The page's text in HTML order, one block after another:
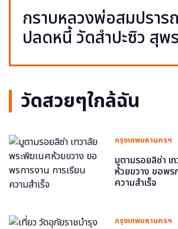
กราบหลวงพ่อสมปราร
ปลดหนี้ วัดสำปะซิว สุ
วัดสวยๆใกล้ฉัน
กรุงเทพมหานครฯ
มูตามรอยลิซ่า เ
ห้วยขวาง ขอพร
ความสำเร็จ
กรุงเทพมหานครฯ